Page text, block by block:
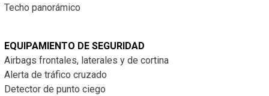
Techo panorámico
EQUIPAMIENTO DE SEGURIDAD
Airbags frontales, laterales y de cortina
Alerta de tráfico cruzado
Detector de punto ciego